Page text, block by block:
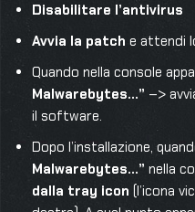
Disabilitare l’antivirus
Avvia la patch e attendi
Quando nella console
Malwarebytes…” –>
il software.
Dopo l’installazione,
Malwarebytes…” nella
dalla tray icon (l’icona